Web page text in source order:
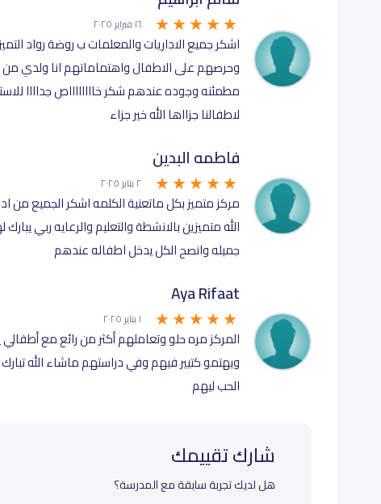
١٦ فبراير ٢٠٢٥
اشكر جميع الاداريات والمعلمات ب روضة رواد
مطمئنه وجوده عندهم شكر خااااااااص جداااا
لاطفالنا جزااها الله خير جزاء
فاطمه البدين
٢ يناير ٢٠٢٥
مركز متميز بكل ماتعنية الكلمه اشكر الجميع
الله متميزين بالانشطة والتعليم والرعايه ربي
جميله وانصح الكل يدخل اطفاله عندهم
Aya Rifaat
١ يناير ٢٠٢٥
المركز مره حلو وتعاملهم أكثر من رائع مع
ويهتمو كتيير فيهم وفي دراستهم ماشاء الله
الحب ليهم
شارك تقييمك
هل لديك تجربة سابقة مع المدرسة؟